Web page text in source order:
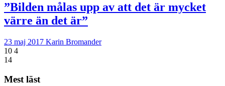
”Bilden målas upp av att det är mycket
värre än det är”
23 maj 2017 Karin Bromander
10 4
14
Mest läst